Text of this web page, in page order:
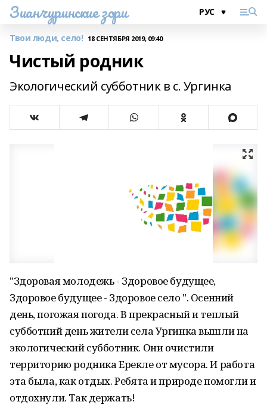
Зианчуринские зори
Твои люди, село! 18 СЕНТЯБРЯ 2019, 09:40
Чистый родник
Экологический субботник в с. Ургинка
"Здоровая молодежь - Здоровое будущее,
Здоровое будущее - Здоровое село ". Осенний
день, погожая погода. В прекрасный и теплый
субботний день жители села Ургинка вышли на
экологический субботник. Они очистили
территорию родника Ерекле от мусора. И работа
эта была, как отдых. Ребята и природе помогли и
отдохнули. Так держать!